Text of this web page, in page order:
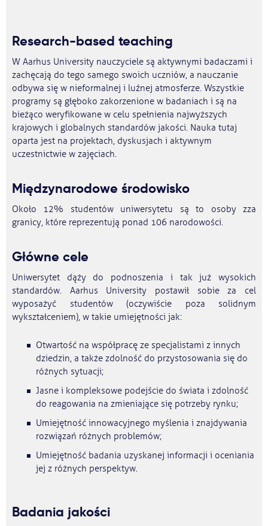
Research-based teaching
W Aarhus University nauczyciele są aktywnymi badaczami i
zachęcają do tego samego swoich uczniów, a nauczanie
odbywa się w nieformalnej i luźnej atmosferze. Wszystkie
programy są głęboko zakorzenione w badaniach i są na
bieżąco weryfikowane w celu spełnienia najwyższych
krajowych i globalnych standardów jakości. Nauka tutaj
oparta jest na projektach, dyskusjach i aktywnym
uczestnictwie w zajęciach.
Międzynarodowe środowisko
Około 12% studentów uniwersytetu są to osoby zza
granicy, które reprezentują ponad 106 narodowości.
Główne cele
Uniwersytet dąży do podnoszenia i tak już wysokich
standardów. Aarhus University postawił sobie za cel
wyposażyć studentów (oczywiście poza solidnym
wykształceniem), w takie umiejętności jak:
Otwartość na współpracę ze specjalistami z innych
dziedzin, a także zdolność do przystosowania się do
różnych sytuacji;
Jasne i kompleksowe podejście do świata i zdolność
do reagowania na zmieniające się potrzeby rynku;
Umiejętność innowacyjnego myślenia i znajdywania
rozwiązań różnych problemów;
Umiejętność badania uzyskanej informacji i oceniania
jej z różnych perspektyw.
Badania jakości